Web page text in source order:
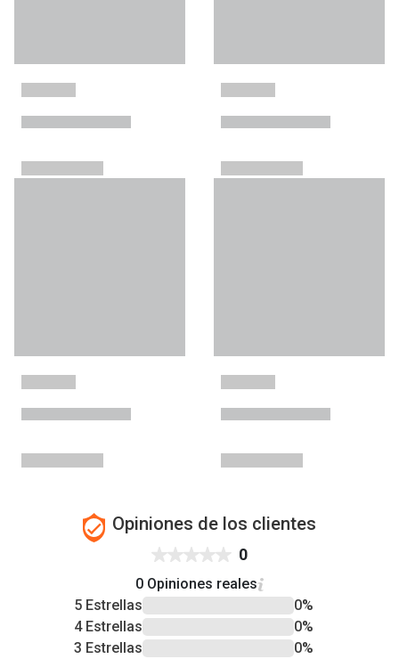
Opiniones de los clientes
0
0 Opiniones reales
5 Estrellas
0%
4 Estrellas
0%
3 Estrellas
0%